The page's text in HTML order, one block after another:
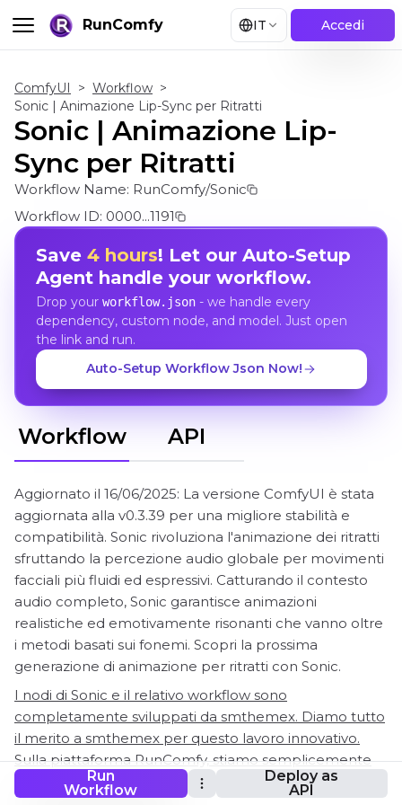
RunComfy IT Accedi
Run
Workflow
Deploy as
API
ComfyUI > Workflow >
Sonic | Animazione Lip-Sync per Ritratti
Sonic | Animazione Lip-
Sync per Ritratti
Workflow Name: RunComfy/Sonic
Workflow ID: 0000...1191
Save 4 hours! Let our Auto-Setup
Agent handle your workflow.
Drop your workflow.json- we handle every
dependency, custom node, and model. Just open
the link and run.
Auto-Setup Workflow Json Now!
Workflow API
Aggiornato il 16/06/2025: La versione ComfyUI è stata
aggiornata alla v0.3.39 per una migliore stabilità e
compatibilità. Sonic rivoluziona l'animazione dei ritratti
sfruttando la percezione audio globale per movimenti
facciali più fluidi ed espressivi. Catturando il contesto
audio completo, Sonic garantisce animazioni
realistiche ed emotivamente risonanti che vanno oltre
i metodi basati sui fonemi. Scopri la prossima
generazione di animazione per ritratti con Sonic.
I nodi di Sonic e il relativo workflow sono
completamente sviluppati da smthemex. Diamo tutto
il merito a smthemex per questo lavoro innovativo.
Sulla piattaforma RunComfy, stiamo semplicemente
presentando i contributi di smthemex alla comunità. È